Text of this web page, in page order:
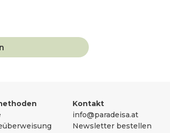
Kontakt
info@paradeisa.at
Newsletter bestellen